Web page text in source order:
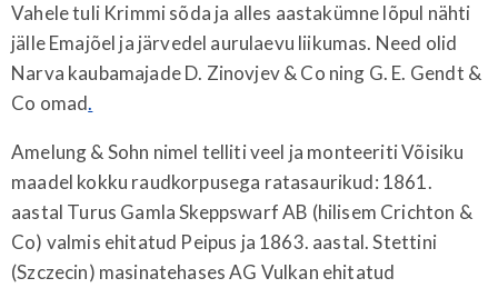
Vahele tuli Krimmi sõda ja alles aastakümne lõpul nähti
jälle Emajõel ja järvedel aurulaevu liikumas. Need olid
Narva kaubamajade D. Zinovjev & Co ning G. E. Gendt &
Co omad.
Amelung & Sohn nimel telliti veel ja monteeriti Võisiku
maadel kokku raudkorpusega ratasaurikud: 1861.
aastal Turus Gamla Skeppswarf AB (hilisem Crichton &
Co) valmis ehitatud Peipus ja 1863. aastal. Stettini
(Szczecin) masinatehases AG Vulkan ehitatud